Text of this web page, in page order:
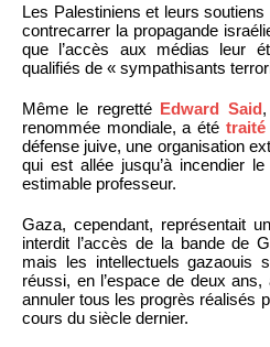
Les Palestiniens et leurs soutiens
contrecarrer la propagande
que l’accès aux médias leur
qualifiés de « sympathisants
Même le regretté Edward Said
renommée mondiale, a été traité
défense juive, une organisation
qui est allée jusqu’à incendier
estimable professeur.
Gaza, cependant, représentait
interdit l’accès de la bande de
mais les intellectuels gazaouis
réussi, en l’espace de deux
annuler tous les progrès réalisés
cours du siècle dernier.